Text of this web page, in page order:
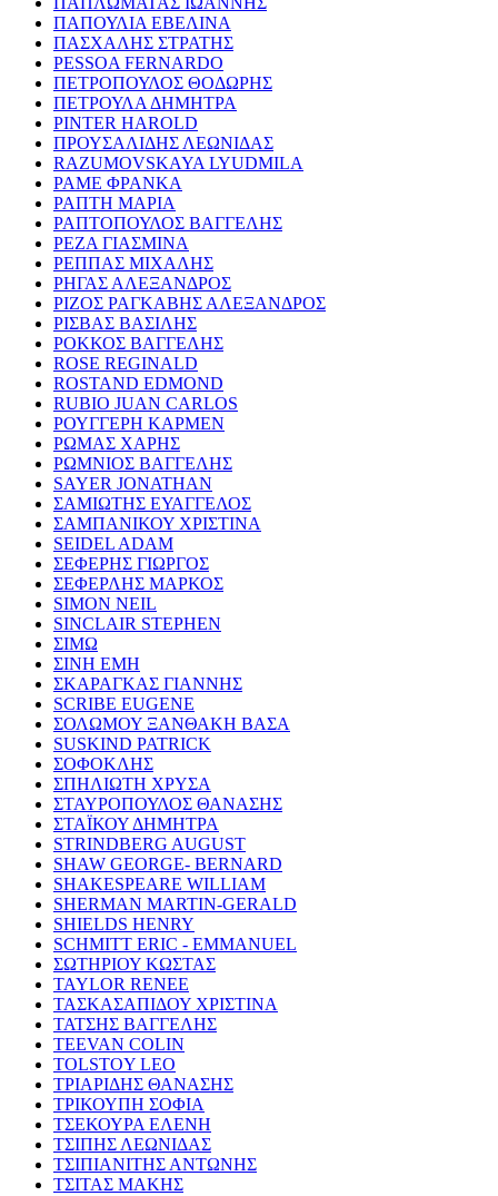
ΠΑΠΟΥΛΙΑ ΕΒΕΛΙΝΑ
ΠΑΣΧΑΛΗΣ ΣΤΡΑΤΗΣ
PESSOA FERNARDO
ΠΕΤΡΟΠΟΥΛΟΣ ΘΟΔΩΡΗΣ
ΠΕΤΡΟΥΛΑ ΔΗΜΗΤΡΑ
PINTER HAROLD
ΠΡΟΥΣΑΛΙΔΗΣ ΛΕΩΝΙΔΑΣ
RAZUMOVSKAYA LYUDMILA
ΡΑΜΕ ΦΡΑΝΚΑ
ΡΑΠΤΗ ΜΑΡΙΑ
ΡΑΠΤΟΠΟΥΛΟΣ ΒΑΓΓΕΛΗΣ
ΡΕΖΑ ΓΙΑΣΜΙΝΑ
ΡΕΠΠΑΣ ΜΙΧΑΛΗΣ
ΡΗΓΑΣ ΑΛΕΞΑΝΔΡΟΣ
ΡΙΖΟΣ ΡΑΓΚΑΒΗΣ ΑΛΕΞΑΝΔΡΟΣ
ΡΙΣΒΑΣ ΒΑΣΙΛΗΣ
ΡΟΚΚΟΣ ΒΑΓΓΕΛΗΣ
ROSE REGINALD
ROSTAND EDMOND
RUBIO JUAN CARLOS
ΡΟΥΓΓΕΡΗ ΚΑΡΜΕΝ
ΡΩΜΑΣ ΧΑΡΗΣ
ΡΩΜΝΙΟΣ ΒΑΓΓΕΛΗΣ
SAYER JONATHAN
ΣΑΜΙΩΤΗΣ ΕΥΑΓΓΕΛΟΣ
ΣΑΜΠΑΝΙΚΟΥ ΧΡΙΣΤΙΝΑ
SEIDEL ADAM
ΣΕΦΕΡΗΣ ΓΙΩΡΓΟΣ
ΣΕΦΕΡΛΗΣ ΜΑΡΚΟΣ
SIMON NEIL
SINCLAIR STEPHEN
ΣΙΜΩ
ΣΙΝΗ ΕΜΗ
ΣΚΑΡΑΓΚΑΣ ΓΙΑΝΝΗΣ
SCRIBE EUGENE
ΣΟΛΩΜΟΥ ΞΑΝΘΑΚΗ ΒΑΣΑ
SUSKIND PATRICK
ΣΟΦΟΚΛΗΣ
ΣΠΗΛΙΩΤΗ ΧΡΥΣΑ
ΣΤΑΥΡΟΠΟΥΛΟΣ ΘΑΝΑΣΗΣ
ΣΤΑΪΚΟΥ ΔΗΜΗΤΡΑ
STRINDBERG AUGUST
SHAW GEORGE- BERNARD
SHAKESPEARE WILLIAM
SHERMAN MARTIN-GERALD
SHIELDS HENRY
SCHMITT ERIC - EMMANUEL
ΣΩΤΗΡΙΟΥ ΚΩΣΤΑΣ
TAYLOR RENEE
ΤΑΣΚΑΣΑΠΙΔΟΥ ΧΡΙΣΤΙΝΑ
ΤΑΤΣΗΣ ΒΑΓΓΕΛΗΣ
TEEVAN COLIN
TOLSTOY LEO
ΤΡΙΑΡΙΔΗΣ ΘΑΝΑΣΗΣ
ΤΡΙΚΟΥΠΗ ΣΟΦΙΑ
ΤΣΕΚΟΥΡΑ ΕΛΕΝΗ
ΤΣΙΠΗΣ ΛΕΩΝΙΔΑΣ
ΤΣΙΠΙΑΝΙΤΗΣ ΑΝΤΩΝΗΣ
ΤΣΙΤΑΣ ΜΑΚΗΣ